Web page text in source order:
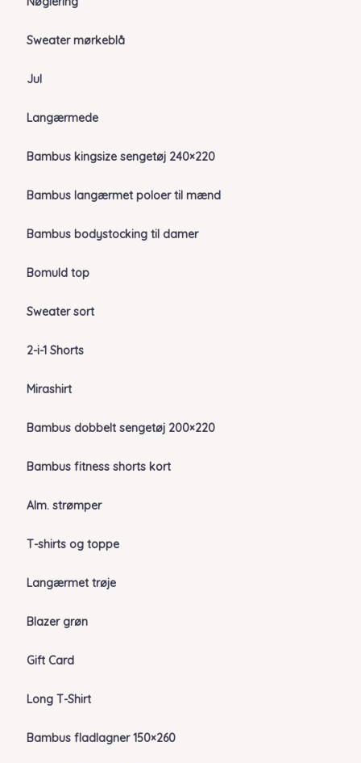
Sweater mørkeblå
Jul
Langærmede
Bambus kingsize sengetøj 240×220
Bambus langærmet poloer til mænd
Bambus bodystocking til damer
Bomuld top
Sweater sort
2-i-1 Shorts
Mirashirt
Bambus dobbelt sengetøj 200×220
Bambus fitness shorts kort
Alm. strømper
T-shirts og toppe
Langærmet trøje
Blazer grøn
Gift Card
Long T-Shirt
Bambus fladlagner 150×260